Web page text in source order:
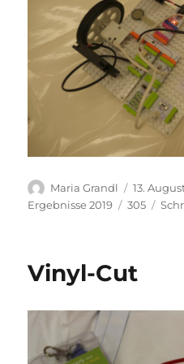
Autor
Maria Grandl
am
13.
Ergebnisse 2019
305
Vinyl-Cut